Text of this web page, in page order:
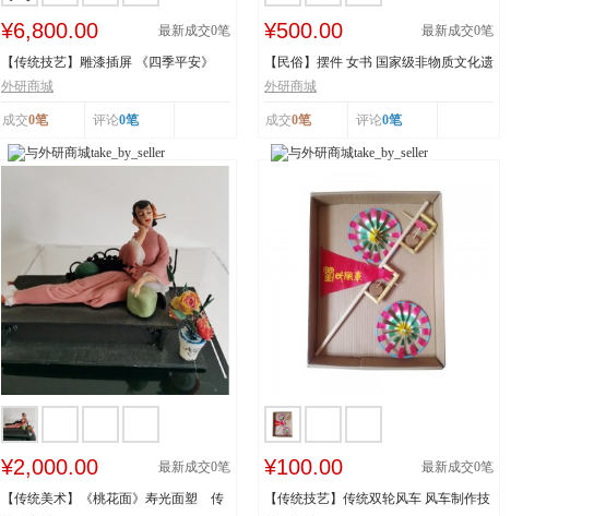
¥6,800.00 最新成交0笔
【传统技艺】雕漆插屏 《四季平安》
《繁花似锦》 ...
外研商城
成交0笔 评论0笔
¥500.00 最新成交0笔
【民俗】摆件 女书 国家级非物质文化遗
产 湖南...
外研商城
成交0笔 评论0笔
¥2,000.00 最新成交0笔
【传统美术】《桃花面》寿光面塑 传
¥100.00 最新成交0笔
【传统技艺】传统双轮风车 风车制作技